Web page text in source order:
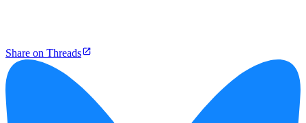
Share on Threads